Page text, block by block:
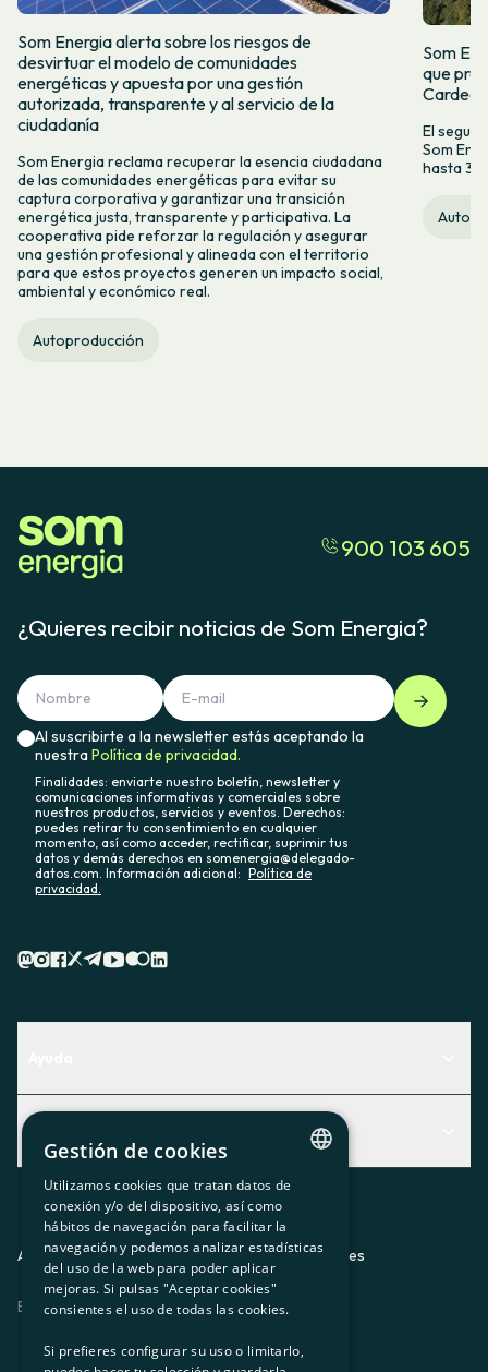
Som Energia alerta sobre los riesgos de
desvirtuar el modelo de comunidades
energéticas y apuesta por una gestión
autorizada, transparente y al servicio de la
ciudadanía
Som Energia reclama recuperar la esencia ciudadana
de las comunidades energéticas para evitar su
captura corporativa y garantizar una transición
energética justa, transparente y participativa. La
cooperativa pide reforzar la regulación y asegurar
una gestión profesional y alineada con el territorio
para que estos proyectos generen un impacto social,
ambiental y económico real.
Autoproducción
Som
que
El
Som
hasta
900 103 605
¿Quieres recibir noticias de Som Energia?
Al suscribirte a la newsletter estás aceptando la
nuestraPolítica de privacidad.
Finalidades: enviarte nuestro boletín, newsletter y
comunicaciones informativas y comerciales sobre
nuestros productos, servicios y eventos. Derechos:
puedes retirar tu consentimiento en cualquier
momento, así como acceder, rectificar, suprimir tus
datos y demás derechos en somenergia@delegado-
datos.com. Información adicional: Política de
privacidad.
Descubre qué servicio te encaja mejor
Contacto
Actualidad
El rincón de la socia
Prensa
Trabaja con nosotros
Aviso legalPolítica de privacidadPolítica de cookies
ES CAGLEU
CATALAN
SPANISH
GL
BASQUE
Gestión de cookies
Utilizamos cookies que tratan datos de
conexión y/o del dispositivo, así como
hábitos de navegación para facilitar la
navegación y podemos analizar estadísticas
del uso de la web para poder aplicar
mejoras. Si pulsas "Aceptar cookies"
consientes el uso de todas las cookies.
Si prefieres configurar su uso o limitarlo,